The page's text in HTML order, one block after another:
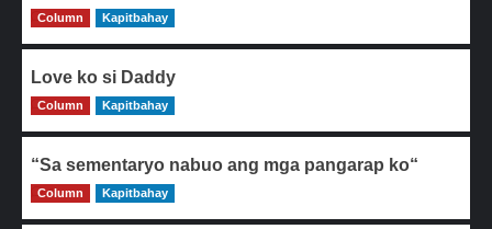
0
Column Kapitbahay
Love ko si Daddy
0
Column Kapitbahay
“Sa sementaryo nabuo ang mga pangarap ko“
0
Column Kapitbahay